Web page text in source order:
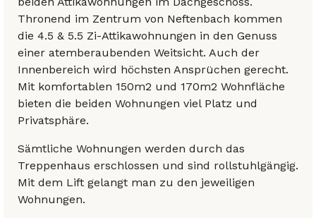
Thronend im Zentrum von Neftenbach kommen
die 4.5 & 5.5 Zi-Attikawohnungen in den Genuss
einer atemberaubenden Weitsicht. Auch der
Innenbereich wird höchsten Ansprüchen gerecht.
Mit komfortablen 150m2 und 170m2 Wohnfläche
bieten die beiden Wohnungen viel Platz und
Privatsphäre.
Sämtliche Wohnungen werden durch das
Treppenhaus erschlossen und sind rollstuhlgängig.
Mit dem Lift gelangt man zu den jeweiligen
Wohnungen.